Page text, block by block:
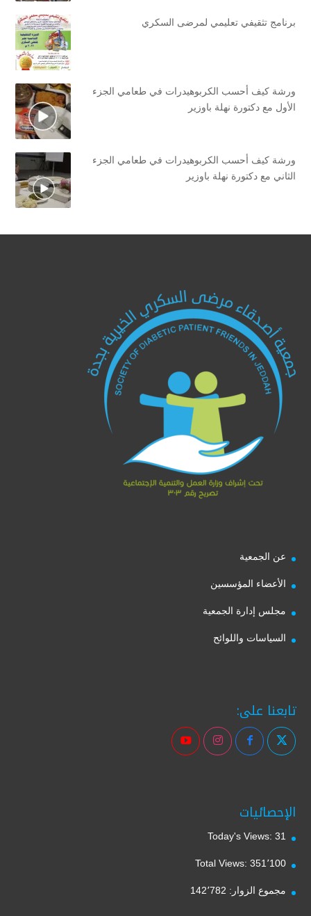
برنامج تثقيفي تعليمي لمرضى السكري
ورشة كيف أحسب الكربوهيدرات في طعامي الجزء
الأول مع دكتورة نهلة باوزير
ورشة كيف أحسب الكربوهيدرات في طعامي الجزء
الثاني مع دكتورة نهلة باوزير
عن الجمعية
الأعضاء المؤسسين
مجلس إدارة الجمعية
السياسات واللوائح
تابعنا على:
الإحصائيات
Today's Views: 31
Total Views: 351٬100
مجموع الزوار: 142٬782